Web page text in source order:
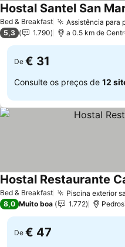
Bed & Breakfast Assistência para
Hostal Santel San
5,3 1.790 a 0.5 km de
De € 31
Consulte os preços de 12
Bed & Breakfast Piscina exterior
Hostal Restaurante
8,0 Muito boa 1.772
De € 47